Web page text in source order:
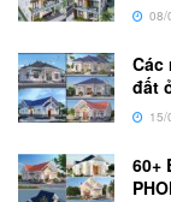
08/
Các
đất
15/
60+